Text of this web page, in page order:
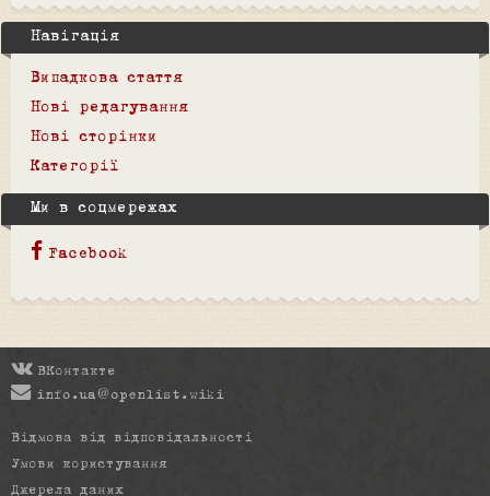
Навігація
Випадкова стаття
Нові редагування
Нові сторінки
Категорії
Ми в соцмережах
Facebook
ВКонтакте
info.ua@openlist.wiki
Відмова від відповідальності
Умови користування
Джерела даних